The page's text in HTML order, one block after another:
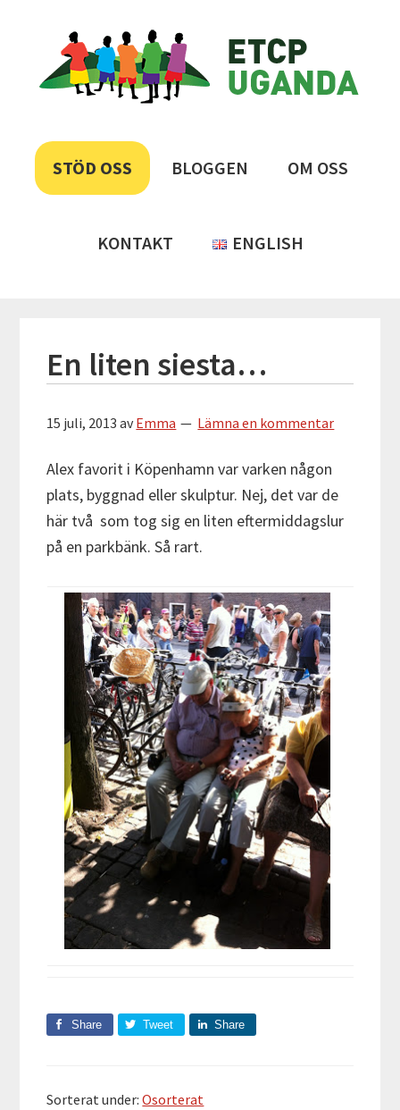
huvudnavigering
huvudinnehåll
primära
ETCP
Uganda
Emma
Therese
STÖD OSS BLOGGEN OM OSS
KONTAKT ENGLISH
En liten siesta…
15 juli, 2013 avEmma Lämna en kommentar
Alex favorit i Köpenhamn var varken någon
plats, byggnad eller skulptur. Nej, det var de
här två som tog sig en liten eftermiddagslur
på en parkbänk. Så rart.
Share Tweet Share
Sorterat under:Osorterat